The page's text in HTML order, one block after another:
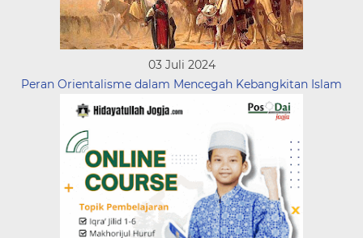
03 Juli 2024
Peran Orientalisme dalam Mencegah Kebangkitan Islam